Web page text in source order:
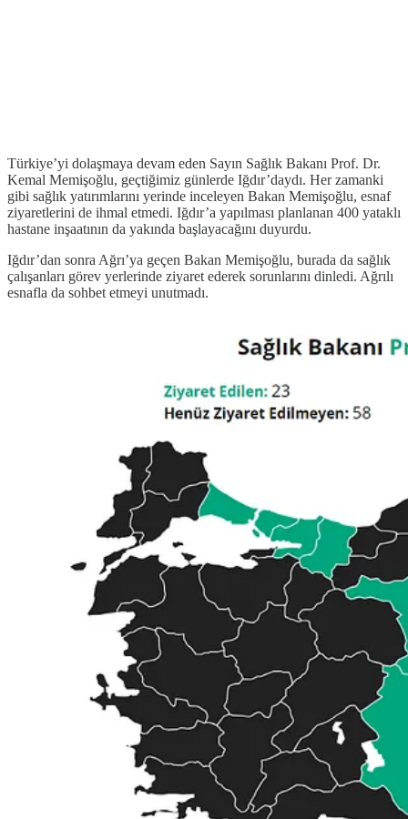
Türkiye’yi dolaşmaya devam eden Sayın Sağlık Bakanı Prof. Dr.
Kemal Memişoğlu, geçtiğimiz günlerde Iğdır’daydı. Her zamanki
gibi sağlık yatırımlarını yerinde inceleyen Bakan Memişoğlu, esnaf
ziyaretlerini de ihmal etmedi. Iğdır’a yapılması planlanan 400 yataklı
hastane inşaatının da yakında başlayacağını duyurdu.
Iğdır’dan sonra Ağrı’ya geçen Bakan Memişoğlu, burada da sağlık
çalışanları görev yerlerinde ziyaret ederek sorunlarını dinledi. Ağrılı
esnafla da sohbet etmeyi unutmadı.